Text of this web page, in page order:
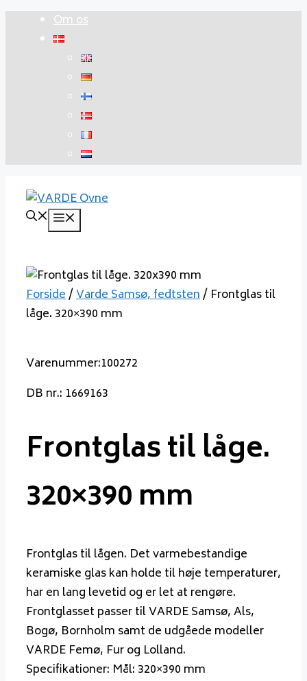
Om os
Forside/Varde Samsø, fedtsten/ Frontglas til
låge. 320×390 mm
Varenummer:100272
DB nr.: 1669163
Frontglas til låge.
320×390 mm
Frontglas til lågen. Det varmebestandige
keramiske glas kan holde til høje temperaturer,
har en lang levetid og er let at rengøre.
Frontglasset passer til VARDE Samsø, Als,
Bogø, Bornholm samt de udgåede modeller
VARDE Femø, Fur og Lolland.
Specifikationer: Mål: 320×390 mm